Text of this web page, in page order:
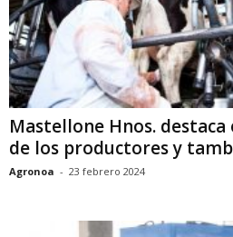
Mastellone Hnos.
de los productores y
Agronoa - 23 febrero 2024